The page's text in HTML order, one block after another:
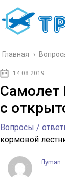
Главная ›
14.08.2019
Самолет
с
Вопросы /
кормовой
flyman